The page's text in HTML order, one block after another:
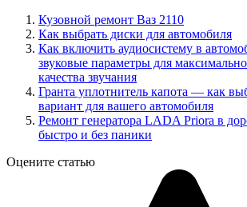
Кузовной ремонт Ваз 2110
Как выбрать диски для автомобиля
Как включить аудиосистему в
звуковые параметры для
качества звучания
Гранта уплотнитель капота — как
вариант для вашего автомобиля
Ремонт генератора LADA Priora в
быстро и без паники
Оцените статью